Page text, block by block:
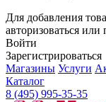
Для добавления
авторизоваться
Войти
Зарегистрироваться
Магазины Услуги
Каталог
8 (495) 995-35-35